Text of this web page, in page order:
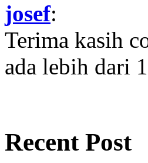
josef:
Terima kasih
ada lebih dari
Recent Post